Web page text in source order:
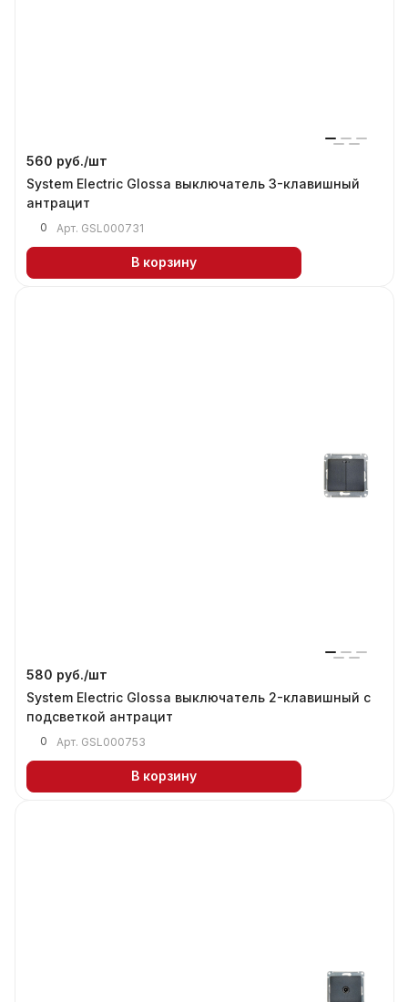
560 руб./шт
System Electric Glossa выключатель 3-клавишный
антрацит
0 Арт. GSL000731
В корзину
580 руб./шт
System Electric Glossa выключатель 2-клавишный с
подсветкой антрацит
0 Арт. GSL000753
В корзину